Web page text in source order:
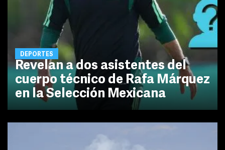
DEPORTES
Revelan a dos asistentes del
cuerpo técnico de Rafa Márquez
en la Selección Mexicana